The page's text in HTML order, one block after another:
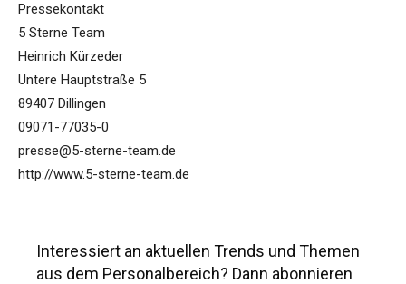
Pressekontakt
5 Sterne Team
Heinrich Kürzeder
Untere Hauptstraße 5
89407 Dillingen
09071-77035-0
presse@5-sterne-team.de
http://www.5-sterne-team.de
Interessiert an aktuellen Trends und Themen
aus dem Personalbereich? Dann abonnieren